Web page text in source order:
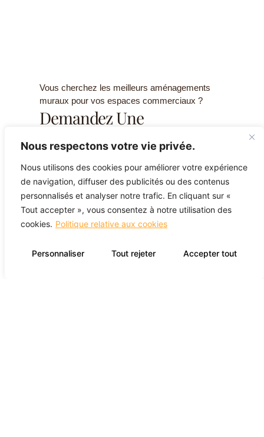
Nous respectons votre vie privée.
Nous utilisons des cookies pour améliorer votre expérience
de navigation, diffuser des publicités ou des contenus
personnalisés et analyser notre trafic. En cliquant sur «
Tout accepter », vous consentez à notre utilisation des
cookies. Politique relative aux cookies
Personnaliser Tout rejeter Accepter tout
Vous cherchez les meilleurs aménagements
muraux pour vos espaces commerciaux ?
Demandez Une
Consultation Gratuite Et
Une Estimation De Prix
Contactez-Nous